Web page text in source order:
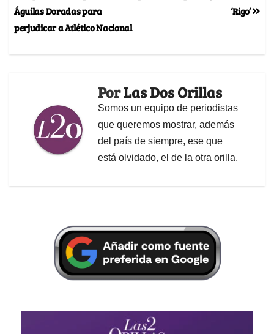
‘Rigo’
Águilas Doradas para
perjudicar a Atlético Nacional
PorLas Dos Orillas
Somos un equipo de periodistas
que queremos mostrar, además
del país de siempre, ese que
está olvidado, el de la otra orilla.